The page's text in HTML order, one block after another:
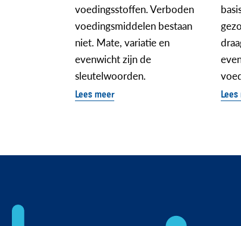
voedingsstoffen. Verboden
voedingsmiddelen bestaan
niet. Mate, variatie en
evenwicht zijn de
sleutelwoorden.
Lees meer